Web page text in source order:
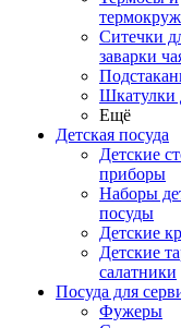
Ситечки
заварки
Шкатулки
Ещё
Детская посуда
Детские
приборы
Наборы
посуды
Детские
Детские
салатники
Посуда для
Фужеры